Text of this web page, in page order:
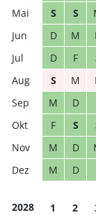
S S
D
M
D
F
S
M
M
D
F
S
M
D
M
D
2028 1 2